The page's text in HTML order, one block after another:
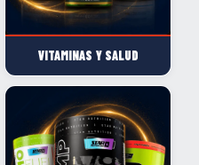
VITAMINAS Y SALUD